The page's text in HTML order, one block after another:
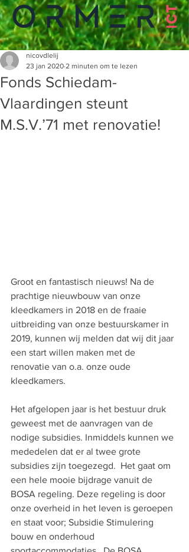
Fonds Schiedam-
Vlaardingen steunt
M.S.V.’71 met renovatie!
nicovdlelij
23 jan 2020 2 minuten om te lezen
Groot en fantastisch nieuws! Na de
prachtige nieuwbouw van onze
kleedkamers in 2018 en de fraaie
uitbreiding van onze bestuurskamer in
2019, kunnen wij melden dat wij dit jaar
een start willen maken met de
renovatie van o.a. onze oude
kleedkamers.
Het afgelopen jaar is het bestuur druk
geweest met de aanvragen van de
nodige subsidies. Inmiddels kunnen we
mededelen dat er al twee grote
subsidies zijn toegezegd.  Het gaat om
een hele mooie bijdrage vanuit de
BOSA regeling. Deze regeling is door
onze overheid in het leven is geroepen
en staat voor; Subsidie Stimulering
bouw en onderhoud